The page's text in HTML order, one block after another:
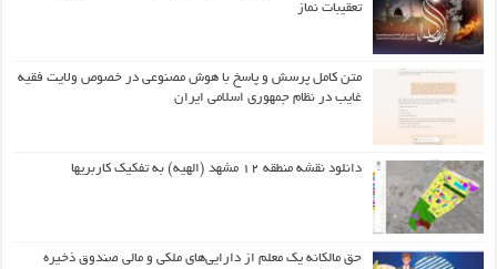
تعقیبات نماز
متن کامل پرسش و پاسخ با هوش مصنوعی در خصوص ولایت فقیه
غایب در نظام جمهوری اسلامی ایران
دانلود نقشه منطقه ۱۲ مشهد (الهیه) به تفکیک کاربریها
حق مالکانه یک معلم از دارایی‌های ملکی و مالی صندوق ذخیره